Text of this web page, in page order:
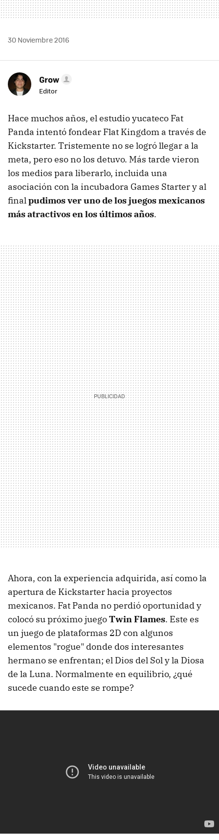
30 Noviembre 2016
Grow
Editor
Hace muchos años, el estudio yucateco Fat
Panda intentó fondear Flat Kingdom a través de
Kickstarter. Tristemente no se logró llegar a la
meta, pero eso no los detuvo. Más tarde vieron
los medios para liberarlo, incluida una
asociación con la incubadora Games Starter y al
finalpudimos ver uno de los juegos mexicanos
más atractivos en los últimos años.
Ahora, con la experiencia adquirida, así como la
apertura de Kickstarter hacia proyectos
mexicanos. Fat Panda no perdió oportunidad y
colocó su próximo juegoTwin Flames. Este es
un juego de plataformas 2D con algunos
elementos "rogue" donde dos interesantes
hermano se enfrentan; el Dios del Sol y la Diosa
de la Luna. Normalmente en equilibrio, ¿qué
sucede cuando este se rompe?